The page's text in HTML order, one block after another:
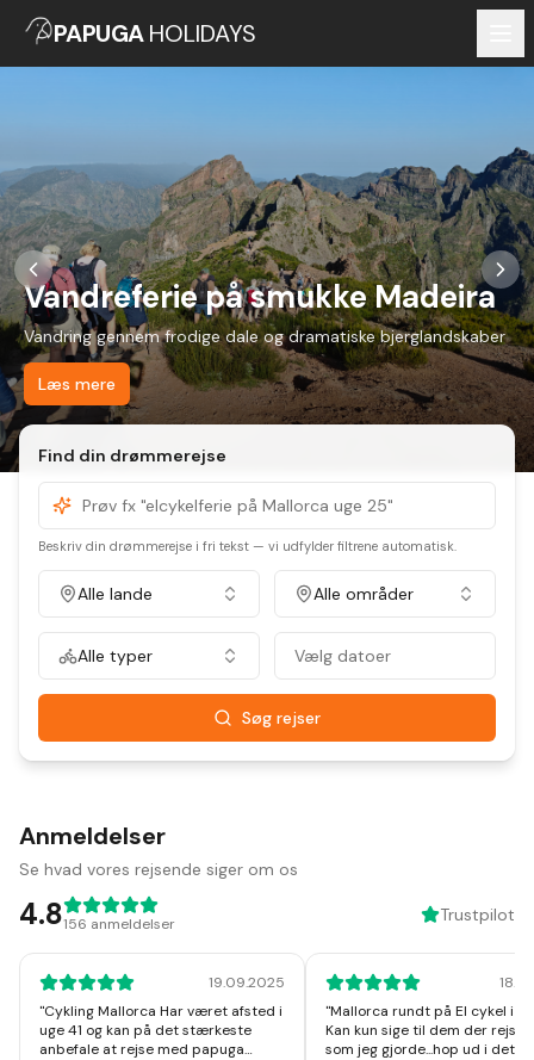
PAPUGAHOLIDAYS
Vandreferie på smukke Madeira
Vandring gennem frodige dale og dramatiske bjerglandskaber
Læs mere
Find din drømmerejse
Beskriv din drømmerejse i fri tekst — vi udfylder filtrene automatisk.
Alle lande Alle områder
Alle typer Vælg datoer
Søg rejser
Anmeldelser
Se hvad vores rejsende siger om os
4.8156 anmeldelser Trustpilot
19.09.2025
"Cykling Mallorca Har været afsted i
uge 41 og kan på det stærkeste
anbefale at rejse med papuga
"Mallorca rundt på El cykel i
Kan kun sige til dem der rejser
som jeg gjorde...hop ud i det, I